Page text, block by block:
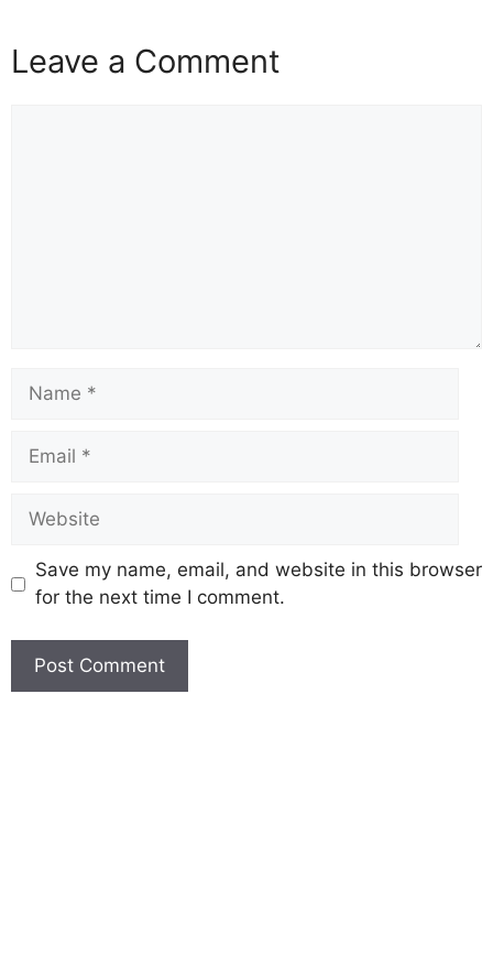
Leave a Comment
Save my name, email, and website in this browser
for the next time I comment.